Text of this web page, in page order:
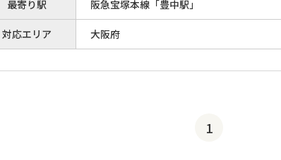
最寄り駅 阪急宝塚本線「豊中駅」
対応エリア 大阪府
1